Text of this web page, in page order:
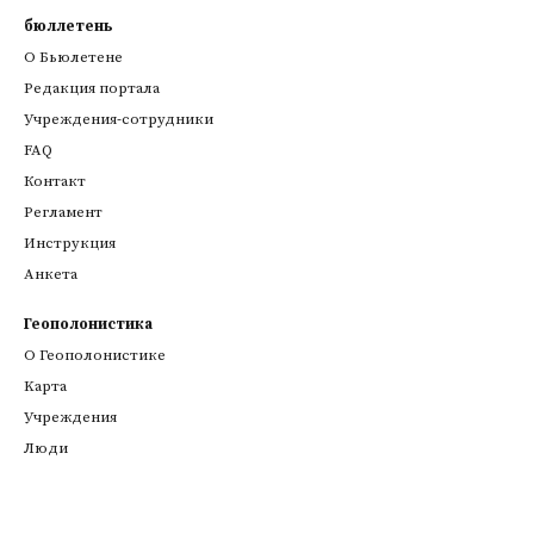
бюллетень
О Бьюлетене
Редакция портала
Учреждения-сотрудники
FAQ
Контакт
Регламент
Инструкция
Анкета
Геополонистика
О Геополонистике
Kарта
Учреждения
Люди